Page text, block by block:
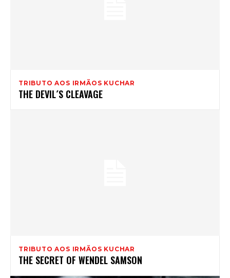
TRIBUTO AOS IRMÃOS KUCHAR
THE DEVIL´S CLEAVAGE
TRIBUTO AOS IRMÃOS KUCHAR
THE SECRET OF WENDEL SAMSON